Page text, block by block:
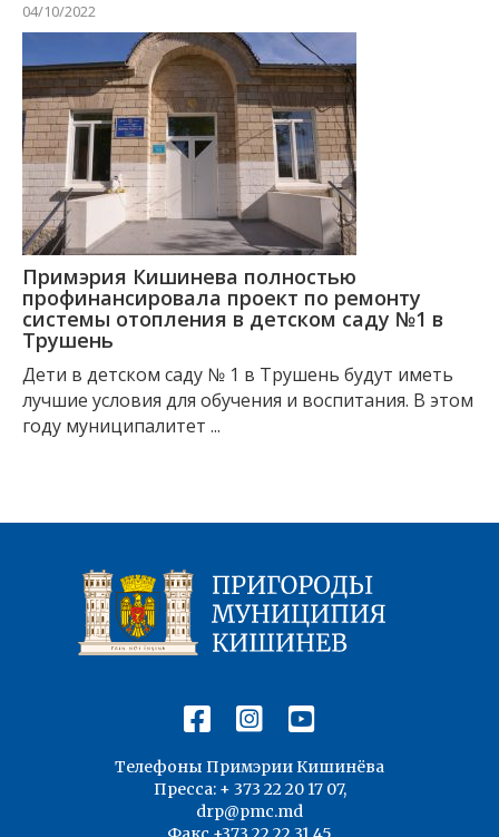
04/10/2022
Примэрия Кишинева полностью
профинансировала проект по ремонту
системы отопления в детском саду №1 в
Трушень
Дети в детском саду № 1 в Трушень будут иметь
лучшие условия для обучения и воспитания. В этом
году муниципалитет ...
Телефоны Примэрии Кишинёва
Пресса: + 373 22 20 17 07,
drp@pmc.md